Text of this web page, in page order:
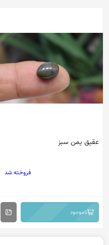
عقیق یمن سبز
فروخته شد
ناموجود